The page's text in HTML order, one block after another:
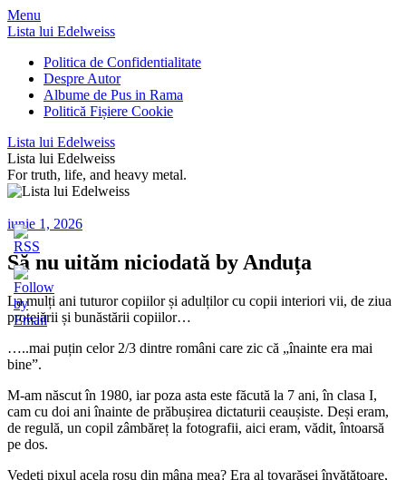
Menu
Lista lui Edelweiss
Politica de Confidentialitate
Despre Autor
Albume de Pus in Rama
Politică Fișiere Cookie
Lista lui Edelweiss
Lista lui Edelweiss
For truth, life, and heavy metal.
iunie 1, 2026
Să nu uităm niciodată by Anduța
La mulți ani tuturor copiilor și adulților cu copii interiori vii, de ziua
protejării și bunăstării copiilor…
…..mai puțin celor 2/3 dintre români care zic că „înainte era mai
bine”.
M-am născut în 1980, iar poza asta este făcută la 7 ani, în clasa I,
cam cu doi ani înainte de prăbușirea dictaturii ceaușiste. Deși eram,
de regulă, un copil zâmbăreț la fotografii, aici eram, vădit, întoarsă
pe dos.
Vedeți pixul acela roșu din mâna mea? Era al tovarășei învățătoare,